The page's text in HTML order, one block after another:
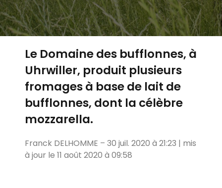
Le Domaine des bufflonnes, à
Uhrwiller, produit plusieurs
fromages à base de lait de
bufflonnes, dont la célèbre
mozzarella.
Franck DELHOMME – 30 juil. 2020 à 21:23 | mis
à jour le 11 août 2020 à 09:58